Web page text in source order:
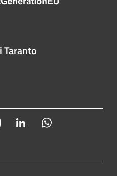
Taranto
Instagram LinkedIn